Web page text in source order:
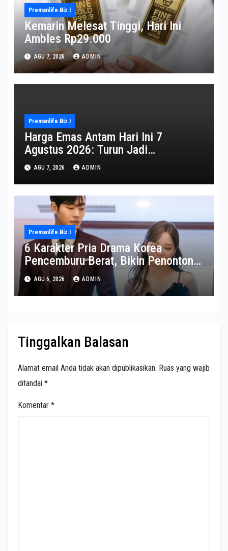
Premanlife.biz.i
Kemarin Melesat Tinggi, Hari Ini
Ambles Rp29.000
AGU 7, 2026 ADMIN
Premanlife.biz.i
Harga Emas Antam Hari Ini 7
Agustus 2026: Turun Jadi
Rp2.650.000
AGU 7, 2026 ADMIN
Premanlife.biz.i
6 Karakter Pria Drama Korea
Pencemburu Berat, Bikin Penonton
Gemas
AGU 6, 2026 ADMIN
Tinggalkan Balasan
Alamat email Anda tidak akan dipublikasikan. Ruas yang wajib
ditandai *
Komentar *